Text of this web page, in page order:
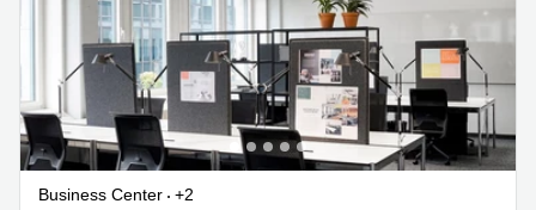
Business Center
+2